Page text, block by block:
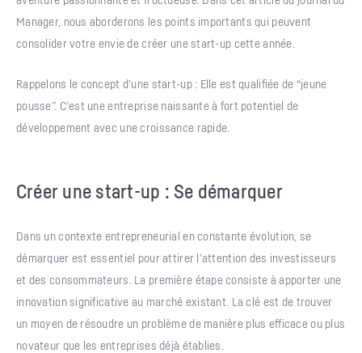
Manager, nous aborderons les points importants qui peuvent
consolider votre envie de créer une start-up cette année.
Rappelons le concept d’une start-up : Elle est qualifiée de “jeune
pousse”. C’est une entreprise naissante à fort potentiel de
développement avec une croissance rapide.
Créer une start-up : Se démarquer
Dans un contexte entrepreneurial en constante évolution, se
démarquer est essentiel pour attirer l’attention des investisseurs
et des consommateurs. La première étape consiste à apporter une
innovation significative au marché existant. La clé est de trouver
un moyen de résoudre un problème de manière plus efficace ou plus
novateur que les entreprises déjà établies.